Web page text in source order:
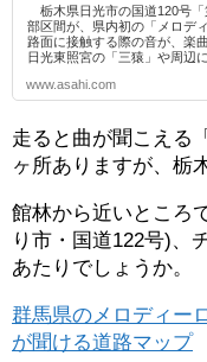
栃木県日光市の国道120号
部区間が、県内初の「メロデ
路面に接触する際の音が、楽
日光東照宮の「三猿」や周辺
www.asahi.com
走ると曲が聞こえる
ヶ所ありますが、栃
館林から近いところ
り市・国道122号)、
あたりでしょうか。
群馬県のメロディー
が聞ける道路マップ